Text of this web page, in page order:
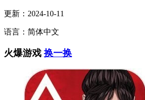
更新：2024-10-11
语言：简体中文
火爆游戏 换一换